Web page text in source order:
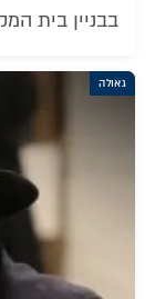
בבניין בית
גאולה